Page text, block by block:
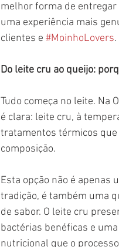
melhor forma de
uma experiência mais
clientes e #MoinhoLovers.
Do leite cru ao queijo:
Tudo começa no leite. Na
é clara: leite cru, à
tratamentos térmicos
composição.
Esta opção não é apenas
tradição, é também uma
de sabor. O leite cru
bactérias benéficas e
nutricional que o